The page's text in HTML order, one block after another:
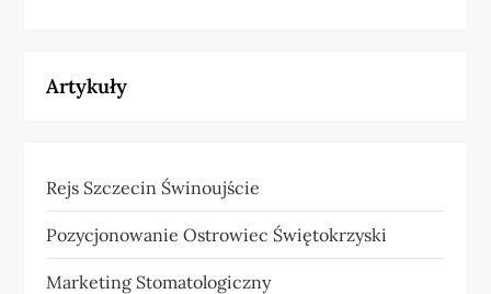
Artykuły
Rejs Szczecin Świnoujście
Pozycjonowanie Ostrowiec Świętokrzyski
Marketing Stomatologiczny